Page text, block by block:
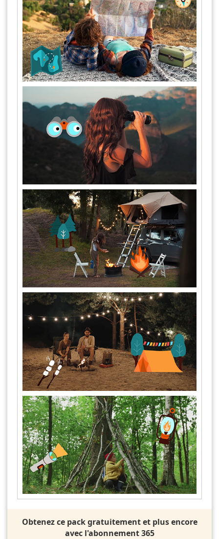
Obtenez ce pack gratuitement et plus encore
avec l'abonnement 365